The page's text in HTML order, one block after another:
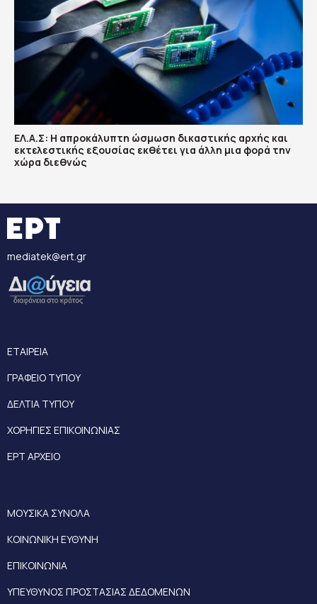
ΕΛ.Α.Σ: Η απροκάλυπτη ώσμωση δικαστικής αρχής και
εκτελεστικής εξουσίας εκθέτει για άλλη μια φορά την
χώρα διεθνώς
mediatek@ert.gr
ΕΤΑΙΡΕΙΑ
ΓΡΑΦΕΙΟ ΤΥΠΟΥ
ΔΕΛΤΙΑ ΤΥΠΟΥ
ΧΟΡΗΓΙΕΣ ΕΠΙΚΟΙΝΩΝΙΑΣ
ΕΡΤ ΑΡΧΕΙΟ
ΜΟΥΣΙΚΑ ΣΥΝΟΛΑ
ΚΟΙΝΩΝΙΚΗ ΕΥΘΥΝΗ
ΕΠΙΚΟΙΝΩΝΙΑ
ΥΠΕΥΘΥΝΟΣ ΠΡΟΣΤΑΣΙΑΣ ΔΕΔΟΜΕΝΩΝ